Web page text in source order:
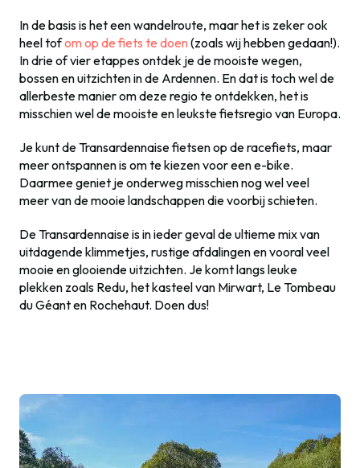
In de basis is het een wandelroute, maar het is zeker ook
heel tofom op de fiets te doen (zoals wij hebben gedaan!).
In drie of vier etappes ontdek je de mooiste wegen,
bossen en uitzichten in de Ardennen. En dat is toch wel de
allerbeste manier om deze regio te ontdekken, het is
misschien wel de mooiste en leukste fietsregio van Europa.
Je kunt de Transardennaise fietsen op de racefiets, maar
meer ontspannen is om te kiezen voor een e-bike.
Daarmee geniet je onderweg misschien nog wel veel
meer van de mooie landschappen die voorbij schieten.
De Transardennaise is in ieder geval de ultieme mix van
uitdagende klimmetjes, rustige afdalingen en vooral veel
mooie en glooiende uitzichten. Je komt langs leuke
plekken zoals Redu, het kasteel van Mirwart, Le Tombeau
du Géant en Rochehaut. Doen dus!